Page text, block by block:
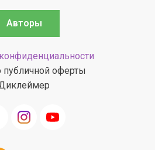
Авторы
оферты